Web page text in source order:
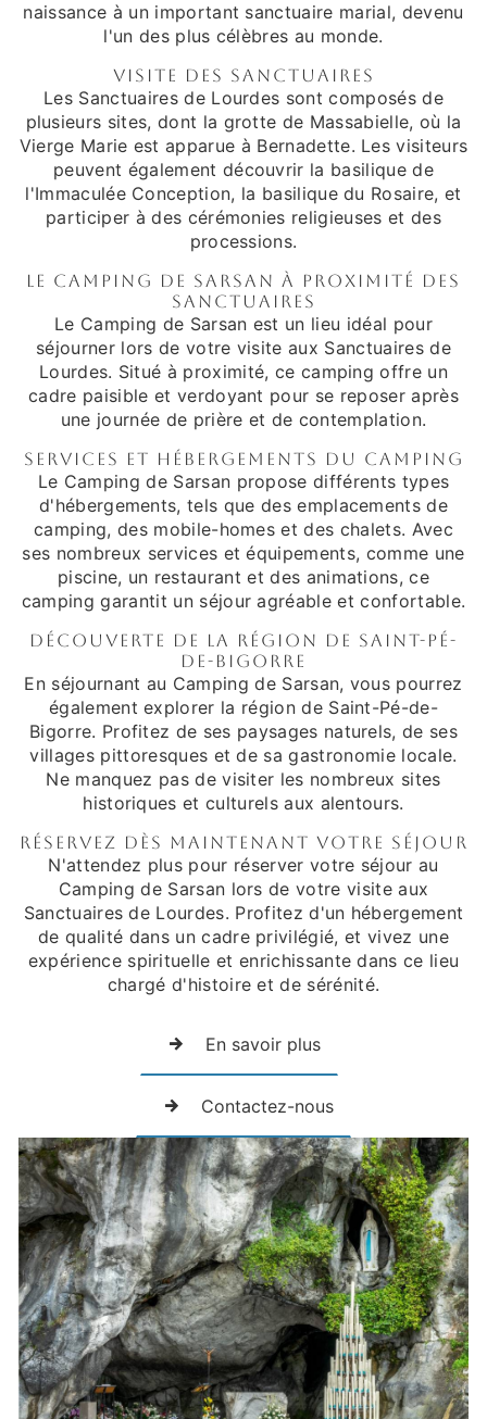
naissance à un important sanctuaire marial, devenu
l'un des plus célèbres au monde.
Visite des Sanctuaires
Les Sanctuaires de Lourdes sont composés de
plusieurs sites, dont la grotte de Massabielle, où la
Vierge Marie est apparue à Bernadette. Les visiteurs
peuvent également découvrir la basilique de
l'Immaculée Conception, la basilique du Rosaire, et
participer à des cérémonies religieuses et des
processions.
Le Camping de Sarsan à proximité des
Sanctuaires
Le Camping de Sarsan est un lieu idéal pour
séjourner lors de votre visite aux Sanctuaires de
Lourdes. Situé à proximité, ce camping offre un
cadre paisible et verdoyant pour se reposer après
une journée de prière et de contemplation.
Services et Hébergements du Camping
Le Camping de Sarsan propose différents types
d'hébergements, tels que des emplacements de
camping, des mobile-homes et des chalets. Avec
ses nombreux services et équipements, comme une
piscine, un restaurant et des animations, ce
camping garantit un séjour agréable et confortable.
Découverte de la Région de Saint-Pé-
de-Bigorre
En séjournant au Camping de Sarsan, vous pourrez
également explorer la région de Saint-Pé-de-
Bigorre. Profitez de ses paysages naturels, de ses
villages pittoresques et de sa gastronomie locale.
Ne manquez pas de visiter les nombreux sites
historiques et culturels aux alentours.
Réservez dès maintenant votre Séjour
N'attendez plus pour réserver votre séjour au
Camping de Sarsan lors de votre visite aux
Sanctuaires de Lourdes. Profitez d'un hébergement
de qualité dans un cadre privilégié, et vivez une
expérience spirituelle et enrichissante dans ce lieu
chargé d'histoire et de sérénité.
En savoir plus
Contactez-nous